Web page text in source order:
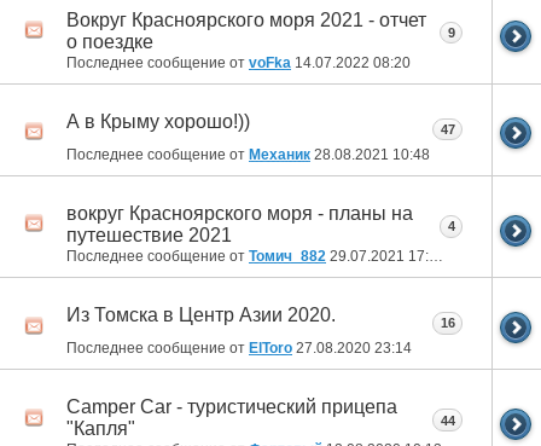
Вокруг Красноярского моря 2021 - отчет
о поездке
Последнее сообщение от voFka 14.07.2022 08:20
9
А в Крыму хорошо!))
Последнее сообщение от Механик 28.08.2021 10:48
47
вокруг Красноярского моря - планы на
путешествие 2021
Последнее сообщение от Томич_882 29.07.2021 17:26
4
Из Томска в Центр Азии 2020.
Последнее сообщение от ElToro 27.08.2020 23:14
16
Camper Car - туристический прицепа
"Капля"
44